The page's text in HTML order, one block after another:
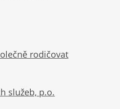
rodičovat
služeb, p.o.